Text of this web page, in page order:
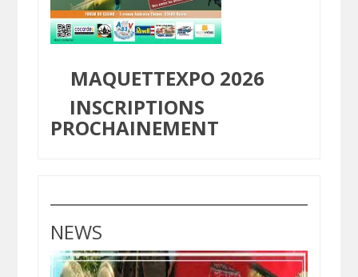
MAQUETTEXPO 2026
INSCRIPTIONS
PROCHAINEMENT
NEWS